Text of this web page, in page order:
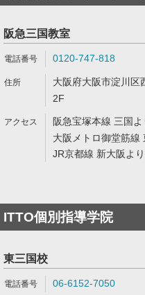
阪急三国教室
0120-747-818
大阪府大阪市淀川区
2F
阪急宝塚本線 三国
大阪メトロ御堂筋線
JR京都線 新大阪よ
ITTO個別指導学院
東三国校
06-6152-7050